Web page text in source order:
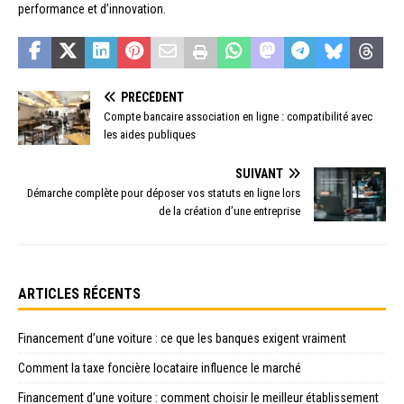
performance et d’innovation.
PRÉCÉDENT
Compte bancaire association en ligne : compatibilité avec
les aides publiques
SUIVANT
Démarche complète pour déposer vos statuts en ligne lors
de la création d’une entreprise
ARTICLES RÉCENTS
Financement d’une voiture : ce que les banques exigent vraiment
Comment la taxe foncière locataire influence le marché
Financement d’une voiture : comment choisir le meilleur établissement